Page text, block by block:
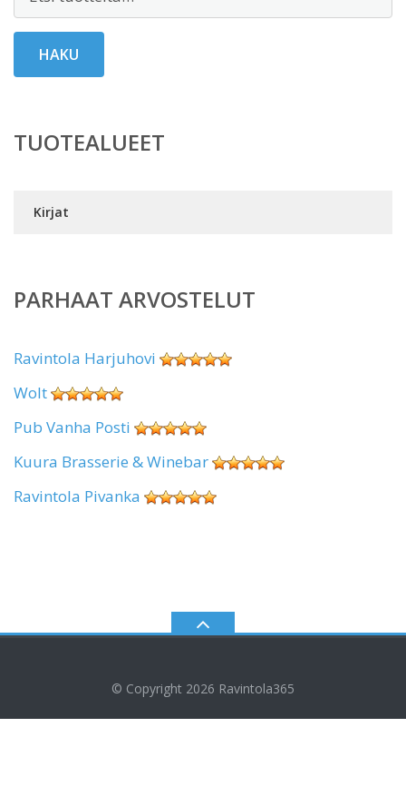
HAKU
TUOTEALUEET
Kirjat
PARHAAT ARVOSTELUT
Ravintola Harjuhovi
Wolt
Pub Vanha Posti
Kuura Brasserie & Winebar
Ravintola Pivanka
© Copyright 2026 Ravintola365